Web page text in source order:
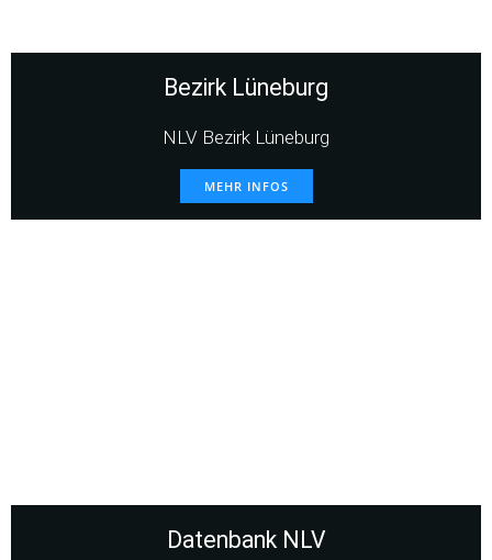
Bezirk Lüneburg
NLV Bezirk Lüneburg
MEHR INFOS
Datenbank NLV